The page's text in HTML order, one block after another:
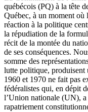
québécois (PQ) à la tête
Québec, à un moment où
réaction à la politique
la répudiation de la
récit de la montée du
de ses conséquences.
somme des
lutte politique, produisent
1960 et 1970 ne fait pas
fédéralistes qui, en dépit
l’Union nationale (UN), a
rapatriement